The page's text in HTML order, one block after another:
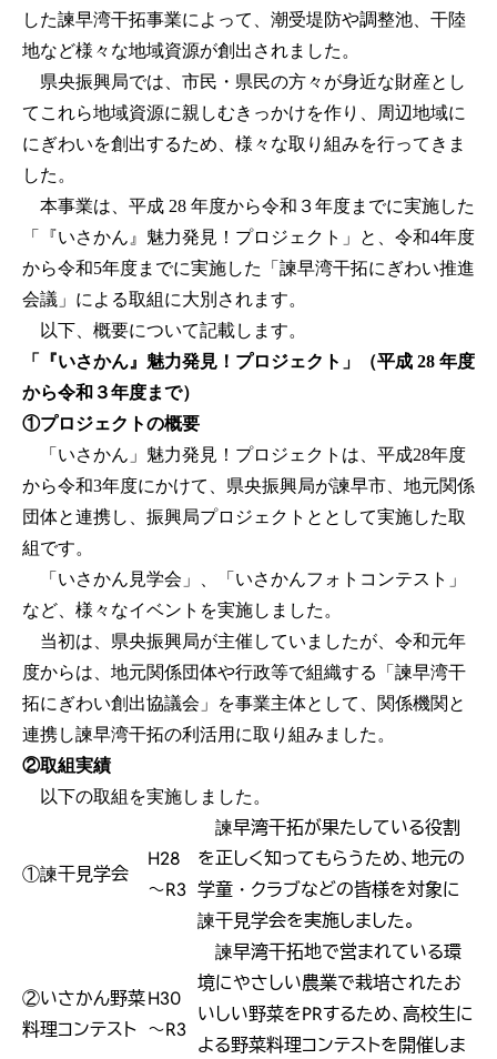
した諫早湾干拓事業によって、潮受堤防や調整池、干陸
地など様々な地域資源が創出されました。
県央振興局では、市民・県民の方々が身近な財産とし
てこれら地域資源に親しむきっかけを作り、周辺地域に
にぎわいを創出するため、様々な取り組みを行ってきま
した。
本事業は、平成 28 年度から令和３年度までに実施した
「『いさかん』魅力発見！プロジェクト」と、令和4年度
から令和5年度までに実施した「諫早湾干拓にぎわい推進
会議」による取組に大別されます。
以下、概要について記載します。
「『いさかん』魅力発見！プロジェクト」（平成 28 年度
から令和３年度まで）
①プロジェクトの概要
「いさかん」魅力発見！プロジェクトは、平成28年度
から令和3年度にかけて、県央振興局が諫早市、地元関係
団体と連携し、振興局プロジェクトととして実施した取
組です。
「いさかん見学会」、「いさかんフォトコンテスト」
など、様々なイベントを実施しました。
当初は、県央振興局が主催していましたが、令和元年
度からは、地元関係団体や行政等で組織する「諫早湾干
拓にぎわい創出協議会」を事業主体として、関係機関と
連携し諫早湾干拓の利活用に取り組みました。
②取組実績
以下の取組を実施しました。
①諫干見学会
H28
～R3
諫早湾干拓が果たしている役割
を正しく知ってもらうため、地元の
学童・クラブなどの皆様を対象に
諫干見学会を実施しました。
②いさかん野菜
料理コンテスト
H30
～R3
諫早湾干拓地で営まれている環
境にやさしい農業で栽培されたお
いしい野菜をPRするため、高校生に
よる野菜料理コンテストを開催しま